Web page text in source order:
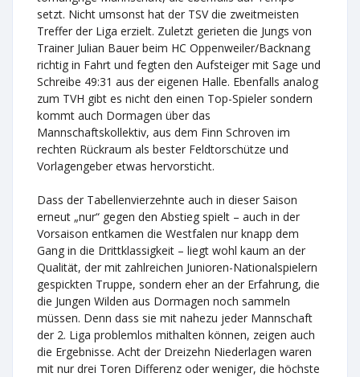
setzt. Nicht umsonst hat der TSV die zweitmeisten
Treffer der Liga erzielt. Zuletzt gerieten die Jungs von
Trainer Julian Bauer beim HC Oppenweiler/Backnang
richtig in Fahrt und fegten den Aufsteiger mit Sage und
Schreibe 49:31 aus der eigenen Halle. Ebenfalls analog
zum TVH gibt es nicht den einen Top-Spieler sondern
kommt auch Dormagen über das
Mannschaftskollektiv, aus dem Finn Schroven im
rechten Rückraum als bester Feldtorschütze und
Vorlagengeber etwas hervorsticht.
Dass der Tabellenvierzehnte auch in dieser Saison
erneut „nur“ gegen den Abstieg spielt – auch in der
Vorsaison entkamen die Westfalen nur knapp dem
Gang in die Drittklassigkeit – liegt wohl kaum an der
Qualität, der mit zahlreichen Junioren-Nationalspielern
gespickten Truppe, sondern eher an der Erfahrung, die
die Jungen Wilden aus Dormagen noch sammeln
müssen. Denn dass sie mit nahezu jeder Mannschaft
der 2. Liga problemlos mithalten können, zeigen auch
die Ergebnisse. Acht der Dreizehn Niederlagen waren
mit nur drei Toren Differenz oder weniger, die höchste